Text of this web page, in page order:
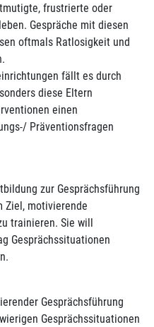
frustrierte oder
Gespräche mit diesen
oftmals Ratlosigkeit und
fällt es durch
diese Eltern
einen
Präventionsfragen
zur Gesprächsführung
Ziel, motivierende
trainieren. Sie will
Gesprächssituationen
Gesprächsführung
Gesprächssituationen